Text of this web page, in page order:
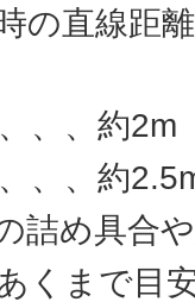
の直線距離
、、約2m
、、約
詰め具合
くまで目